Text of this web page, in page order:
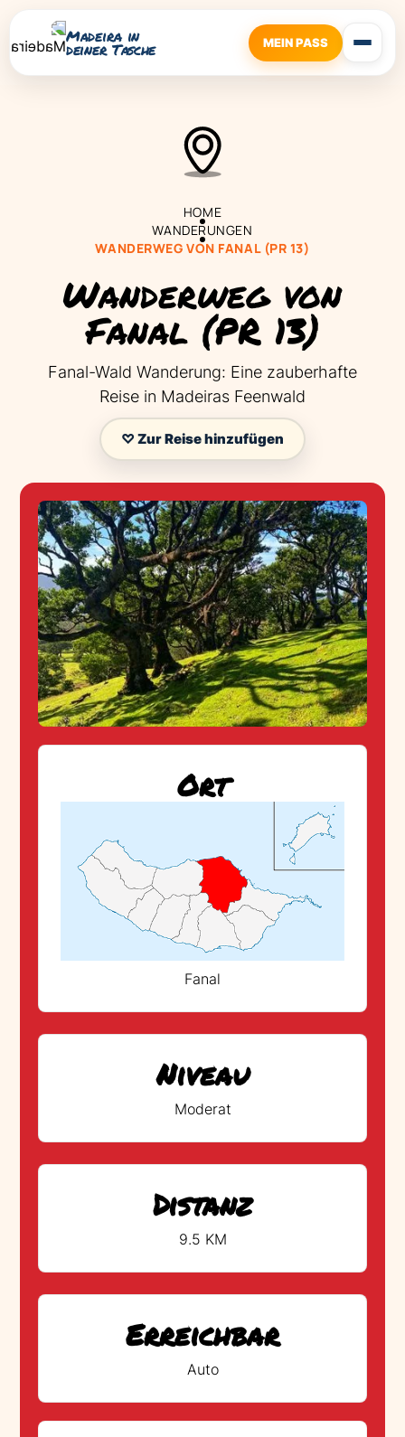
Madeira in
deiner Tasche MEIN PASS
HOME
WANDERUNGEN
WANDERWEG VON FANAL (PR 13)
Wanderweg von
Fanal (PR 13)
Fanal-Wald Wanderung: Eine zauberhafte
Reise in Madeiras Feenwald
♡ Zur Reise hinzufügen
Ort
Fanal
Niveau
Moderat
Distanz
9.5 KM
Erreichbar
Auto